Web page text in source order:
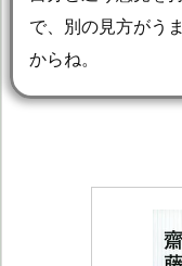
で、別の見方がう
からね。